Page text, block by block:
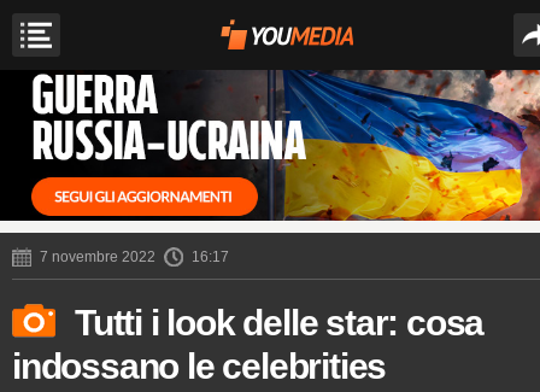
7 novembre 2022 16:17
Tutti i look delle star: cosa
indossano le celebrities